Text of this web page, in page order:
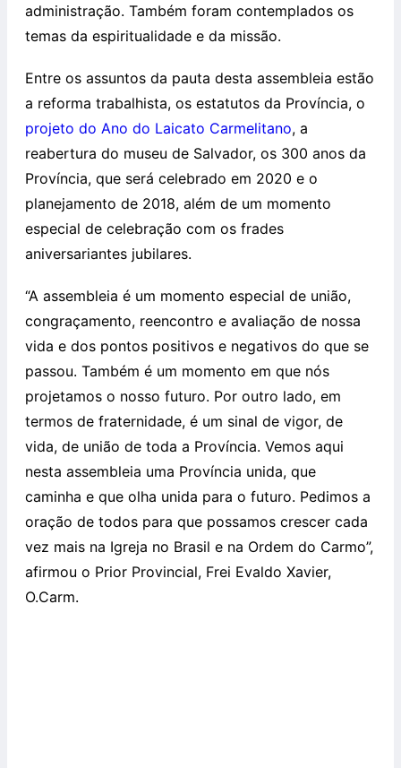
administração. Também foram contemplados os
temas da espiritualidade e da missão.
Entre os assuntos da pauta desta assembleia estão
a reforma trabalhista, os estatutos da Província, o
projeto do Ano do Laicato Carmelitano, a
reabertura do museu de Salvador, os 300 anos da
Província, que será celebrado em 2020 e o
planejamento de 2018, além de um momento
especial de celebração com os frades
aniversariantes jubilares.
“A assembleia é um momento especial de união,
congraçamento, reencontro e avaliação de nossa
vida e dos pontos positivos e negativos do que se
passou. Também é um momento em que nós
projetamos o nosso futuro. Por outro lado, em
termos de fraternidade, é um sinal de vigor, de
vida, de união de toda a Província. Vemos aqui
nesta assembleia uma Província unida, que
caminha e que olha unida para o futuro. Pedimos a
oração de todos para que possamos crescer cada
vez mais na Igreja no Brasil e na Ordem do Carmo”,
afirmou o Prior Provincial, Frei Evaldo Xavier,
O.Carm.